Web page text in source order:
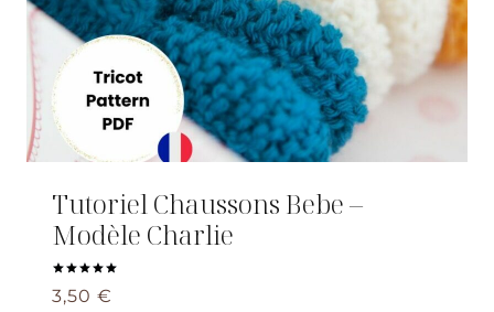
Tutoriel Chaussons Bebe –
Modèle Charlie
Note
5.00
3,50 €